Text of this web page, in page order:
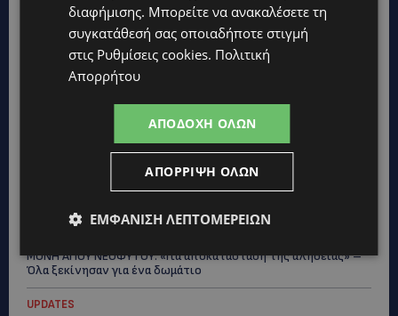
Topics
ΜΟΝΗ ΑΓΙΟΥ ΝΕΟΦΥΤΟΥ: «Για αποκατάσταση της αλήθειας» –
Όλα ξεκίνησαν για ένα δωμάτιο
UPDATES
διαφήμισης. Μπορείτε να ανακαλέσετε τη
συγκατάθεσή σας οποιαδήποτε στιγμή
στις Ρυθμίσεις cookies. Πολιτική
Απορρήτου
ΑΠΟΔΟΧΉ ΌΛΩΝ
ΑΠΌΡΡΙΨΗ ΌΛΩΝ
ΕΜΦΆΝΙΣΗ ΛΕΠΤΟΜΕΡΕΙΏΝ